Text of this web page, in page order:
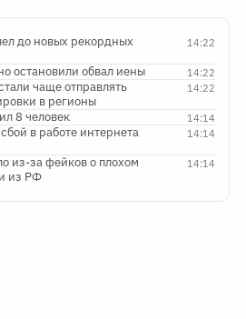
14:22
до новых рекордных
14:22
остановили обвал иены
14:22
чаще отправлять
в регионы
14:14
8 человек
14:14
в работе интернета
14:14
из-за фейков о плохом
из РФ